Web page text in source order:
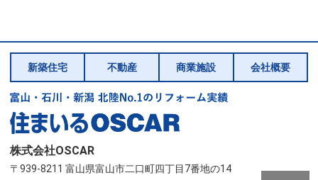
新築住宅 不動産 商業施設 会社概要
株式会社OSCAR
〒939-8211 富山県富山市二口町四丁目7番地の14